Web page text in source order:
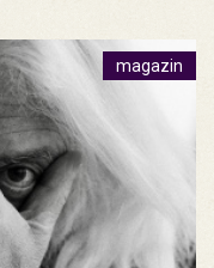
magazin